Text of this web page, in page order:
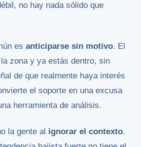
no hay nada sólido que
es anticiparse sin motivo. El
zona y ya estás dentro, sin
de que realmente haya interés
el soporte en una excusa
herramienta de análisis.
la gente al ignorar el contexto.